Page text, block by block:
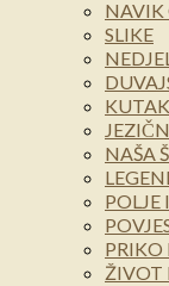
NAVIK
SLIKE
NAŠA
ŽIVOT